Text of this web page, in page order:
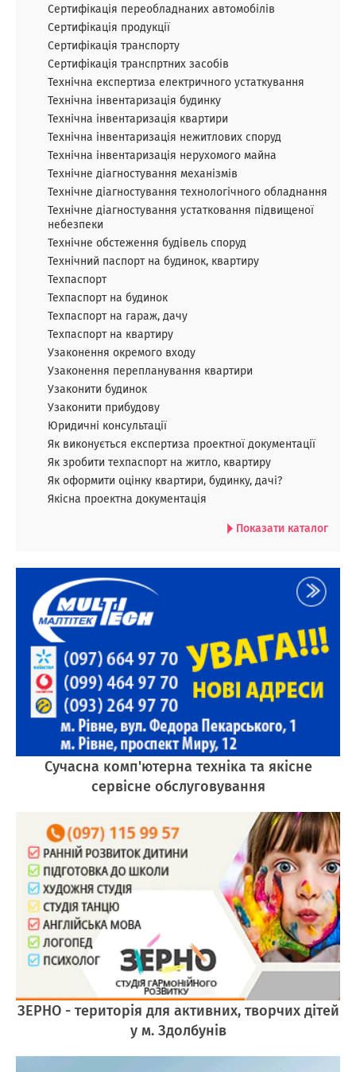
Сертифікація переобладнаних автомобілів
Сертифікація продукції
Сертифікація транспорту
Сертифікація транспртних засобів
Технічна експертиза електричного устаткування
Технічна інвентаризація будинку
Технічна інвентаризація квартири
Технічна інвентаризація нежитлових споруд
Технічна інвентаризація нерухомого майна
Технічне діагностування механізмів
Технічне діагностування технологічного обладнання
Технічне діагностування устатковання підвищеної
небезпеки
Технічне обстеження будівель споруд
Технічний паспорт на будинок, квартиру
Техпаспорт
Техпаспорт на будинок
Техпаспорт на гараж, дачу
Техпаспорт на квартиру
Узаконення окремого входу
Узаконення перепланування квартири
Узаконити будинок
Узаконити прибудову
Юридичні консультації
Як виконується експертиза проектної документації
Як зробити техпаспорт на житло, квартиру
Як оформити оцінку квартири, будинку, дачі?
Якісна проектна документація
Показати каталог
Сучасна комп'ютерна техніка та якісне
сервісне обслуговування
ЗЕРНО - територія для активних, творчих дітей
у м. Здолбунів